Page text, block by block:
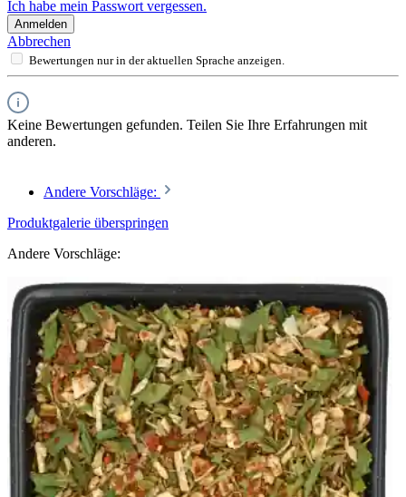
Ich habe mein Passwort vergessen.
Anmelden
Abbrechen
Bewertungen nur in der aktuellen Sprache anzeigen.
Keine Bewertungen gefunden. Teilen Sie Ihre Erfahrungen mit
anderen.
Andere Vorschläge:
Produktgalerie überspringen
Andere Vorschläge: